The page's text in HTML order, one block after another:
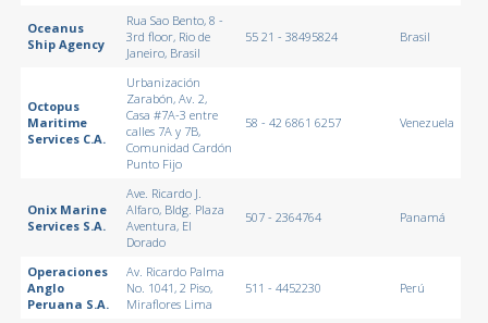
Oceanus
Ship Agency
Rua Sao Bento, 8 -
3rd floor, Rio de
Janeiro, Brasil
55 21 - 38495824 Brasil
Octopus
Maritime
Services C.A.
Urbanización
Zarabón, Av. 2,
Casa #7A-3 entre
calles 7A y 7B,
Comunidad Cardón
Punto Fijo
58 - 42 6861 6257 Venezuela
Onix Marine
Services S.A.
Ave. Ricardo J.
Alfaro, Bldg. Plaza
Aventura, El
Dorado
507 - 2364764 Panamá
Operaciones
Anglo
Peruana S.A.
Av. Ricardo Palma
No. 1041, 2 Piso,
Miraflores Lima
511 - 4452230 Perú